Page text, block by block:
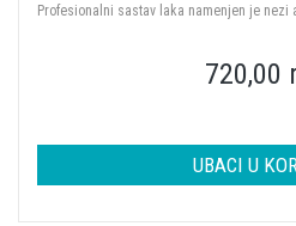
Profesionalni sastav laka namenjen je nezi
720,00
UBACI U